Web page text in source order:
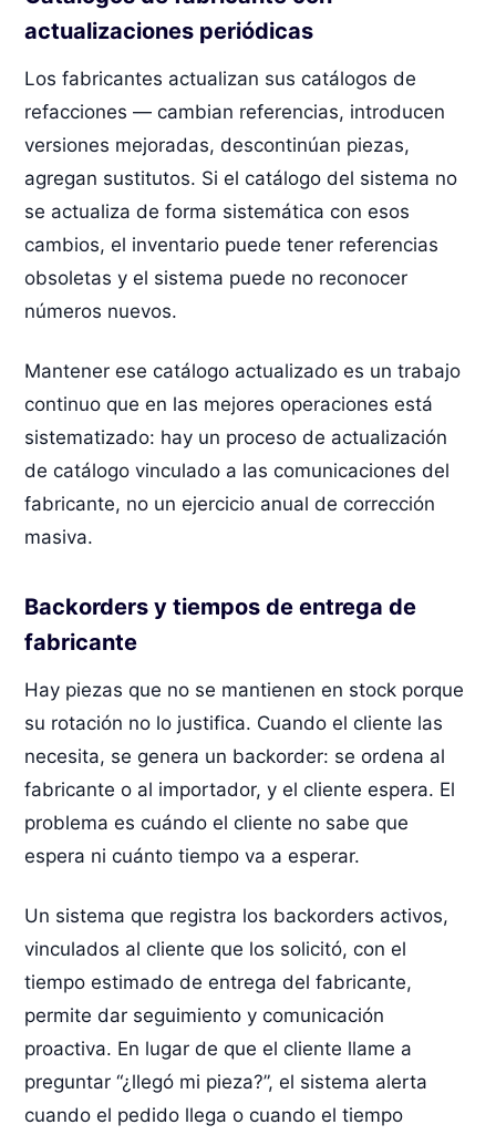
actualizaciones periódicas
Los fabricantes actualizan sus catálogos de
refacciones — cambian referencias, introducen
versiones mejoradas, descontinúan piezas,
agregan sustitutos. Si el catálogo del sistema no
se actualiza de forma sistemática con esos
cambios, el inventario puede tener referencias
obsoletas y el sistema puede no reconocer
números nuevos.
Mantener ese catálogo actualizado es un trabajo
continuo que en las mejores operaciones está
sistematizado: hay un proceso de actualización
de catálogo vinculado a las comunicaciones del
fabricante, no un ejercicio anual de corrección
masiva.
Backorders y tiempos de entrega de
fabricante
Hay piezas que no se mantienen en stock porque
su rotación no lo justifica. Cuando el cliente las
necesita, se genera un backorder: se ordena al
fabricante o al importador, y el cliente espera. El
problema es cuándo el cliente no sabe que
espera ni cuánto tiempo va a esperar.
Un sistema que registra los backorders activos,
vinculados al cliente que los solicitó, con el
tiempo estimado de entrega del fabricante,
permite dar seguimiento y comunicación
proactiva. En lugar de que el cliente llame a
preguntar “¿llegó mi pieza?”, el sistema alerta
cuando el pedido llega o cuando el tiempo